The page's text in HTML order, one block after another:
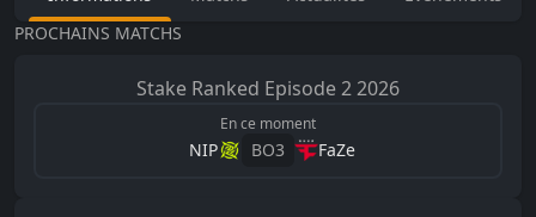
PROCHAINS MATCHS
Stake Ranked Episode 2 2026
En ce moment
NIP BO3 FaZe